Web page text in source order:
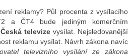
reklamy? Půl procenta z vysílacího
a ČT4 bude jediným komerčním
Česká televize vysílat. Nejsledovanější
reklamu vysílat. Návrh zákona navíc
televizního vysílání ze zákona